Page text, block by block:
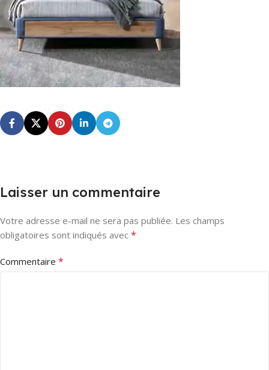
Laisser un commentaire
Votre adresse e-mail ne sera pas publiée. Les champs
obligatoires sont indiqués avec *
Commentaire *